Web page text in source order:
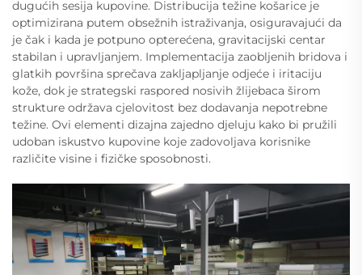
dugućih sesija kupovine. Distribucija težine košarice je
optimizirana putem obsežnih istraživanja, osiguravajući da
je čak i kada je potpuno opterećena, gravitacijski centar
stabilan i upravljanjem. Implementacija zaobljenih bridova i
glatkih površina sprečava zakljapljanje odjeće i iritaciju
kože, dok je strategski raspored nosivih žlijebaca širom
strukture održava cjelovitost bez dodavanja nepotrebne
težine. Ovi elementi dizajna zajedno djeluju kako bi pružili
udoban iskustvo kupovine koje zadovoljava korisnike
različite visine i fizičke sposobnosti.